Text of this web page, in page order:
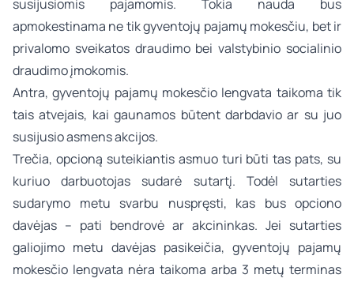
susijusiomis pajamomis. Tokia nauda bus
apmokestinama ne tik gyventojų pajamų mokesčiu, bet ir
privalomo sveikatos draudimo bei valstybinio socialinio
draudimo įmokomis.
Antra, gyventojų pajamų mokesčio lengvata taikoma tik
tais atvejais, kai gaunamos būtent darbdavio ar su juo
susijusio asmens akcijos.
Trečia, opcioną suteikiantis asmuo turi būti tas pats, su
kuriuo darbuotojas sudarė sutartį. Todėl sutarties
sudarymo metu svarbu nuspręsti, kas bus opciono
davėjas – pati bendrovė ar akcininkas. Jei sutarties
galiojimo metu davėjas pasikeičia, gyventojų pajamų
mokesčio lengvata nėra taikoma arba 3 metų terminas